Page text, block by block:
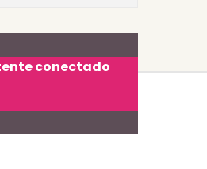
conectado